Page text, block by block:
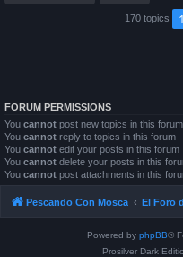
170 topics 1
FORUM PERMISSIONS
You cannot post new topics in this forum
You cannot reply to topics in this forum
You cannot edit your posts in this forum
You cannot delete your posts in this
You cannot post attachments in this
Pescando Con Mosca El Foro
Powered by phpBB®
Prosilver Dark